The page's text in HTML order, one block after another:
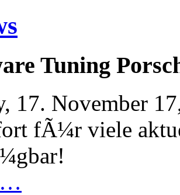
Tuning
17. November
fÃ¼r viele
…